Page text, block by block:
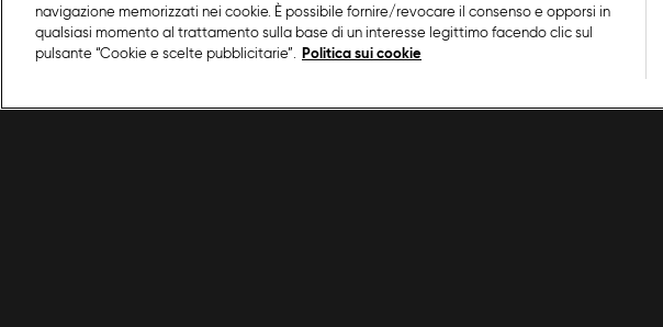
navigazione memorizzati nei cookie. È possibile fornire/revocare il consenso e opporsi in
qualsiasi momento al trattamento sulla base di un interesse legittimo facendo clic sul
pulsante “Cookie e scelte pubblicitarie”.
Politica sui cookie